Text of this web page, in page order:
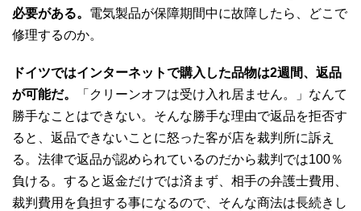
必要がある。 電気製品が保障期間中に故障したら、どこで
修理するのか。
ドイツではインターネットで購入した品物は2週間、返品
が可能だ。
「クリーンオフは受け入れ居ません。」なんて
勝手なことはできない。そんな勝手な理由で返品を拒否す
ると、返品できないことに怒った客が店を裁判所に訴え
る。法律で返品が認められているのだから裁判では100％
負ける。すると返金だけでは済まず、相手の弁護士費用、
裁判費用を負担する事になるので、そんな商法は長続きし